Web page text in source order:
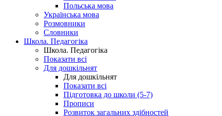
Польська мова
Українська мова
Розмовники
Словники
Школа. Педагогіка
Школа. Педагогіка
Показати всі
Для дошкільнят
Для дошкільнят
Показати всі
Підготовка до школи (5-7)
Прописи
Розвиток загальних здібностей